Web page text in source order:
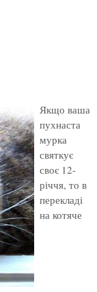
Якщо ваша
пухнаста
мурка
святкує
своє 12-
річчя, то в
перекладі
на котяче